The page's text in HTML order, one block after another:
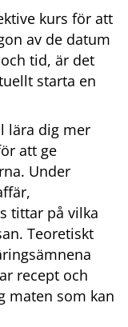
kurs för att
av de datum
tid, är det
starta en
lära dig mer
att ge
Under
tittar på vilka
Teoretiskt
recept och
maten som kan